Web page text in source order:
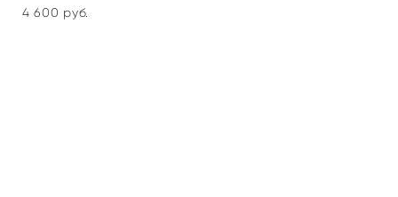
4 600 pуб.